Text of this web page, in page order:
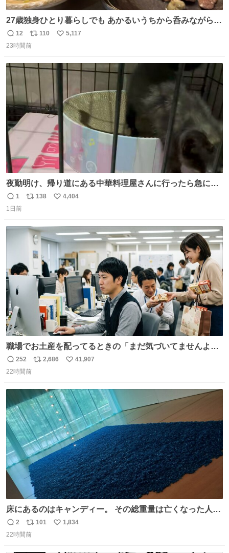
27歳独身ひとり暮らしでも あかるいうちから呑みながらキ
返
信
12
リ
ポ
ト
110
い
数
5,117
23時間前
夜勤明け、帰り道にある中華料理屋さんに行ったら急に
「トイレニネコチャンイルヨ！ドウブツスキデショ！」と
言われ(好きだけどさ……)とトイレ行ったらまじで可愛い
ね〜〜〜！
返
信
1
リ
ト
138
い
数
4,404
1日前
職場でお土産を配ってるときの「まだ気づいてませんよ」
的な演技が毎回シンドい。
返
信
252
リ
ト
数
2,686
い
数
41,907
22時間前
床にあるのはキャンディー。 その総重量は亡くなった人と
同等の重さだそうです。 鑑賞者は一つ持ち帰れますが、亡
くなった人の一部を持ち帰っているような感覚になりまし
返
信
2
リ
ポ
101
い
1,834
22時間前